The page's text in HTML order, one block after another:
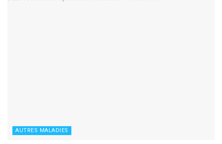
AUTRES MALADIES